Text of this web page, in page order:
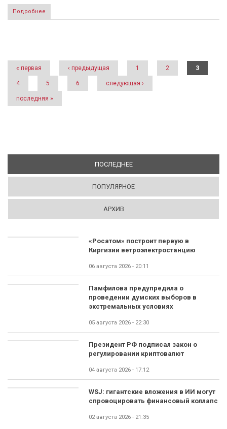
Подробнее
Страницы
« первая ‹ предыдущая 1 2 3
4 5 6 следующая ›
последняя »
ПОСЛЕДНЕЕ(АКТИВНАЯ ВКЛАДКА)
ПОПУЛЯРНОЕ
АРХИВ
«Росатом» построит первую в
Киргизии ветроэлектростанцию
06 августа 2026 - 20:11
Памфилова предупредила о
проведении думских выборов в
экстремальных условиях
05 августа 2026 - 22:30
Президент РФ подписал закон о
регулировании криптовалют
04 августа 2026 - 17:12
WSJ: гигантские вложения в ИИ могут
спровоцировать финансовый коллапс
02 августа 2026 - 21:35